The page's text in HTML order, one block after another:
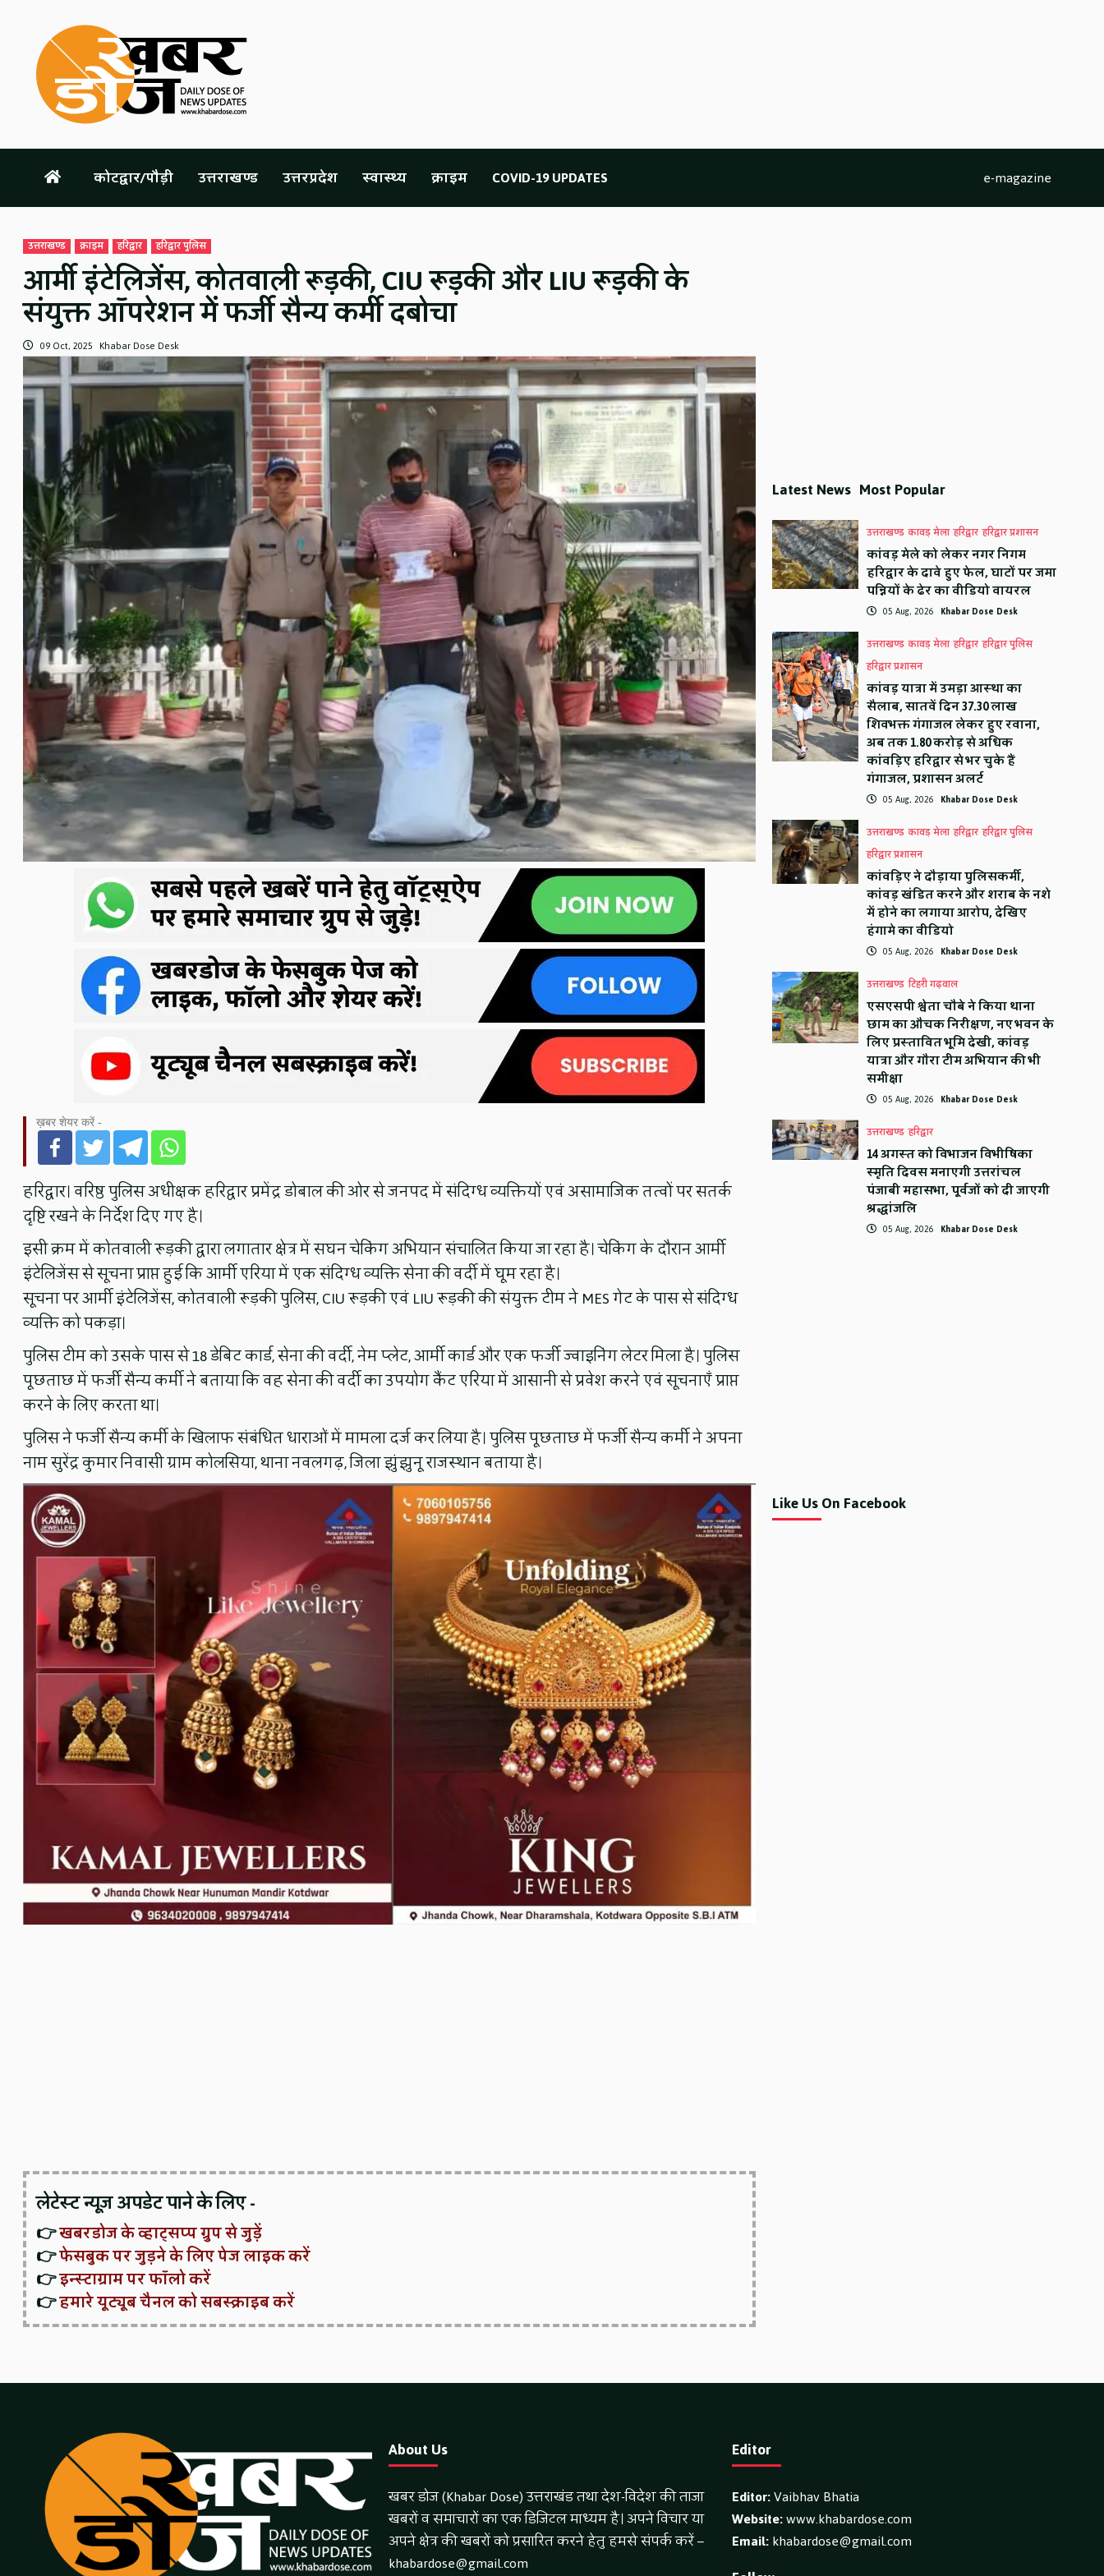
content
कोटद्वार/पौड़ी उत्तराखण्ड उत्तरप्रदेश स्वास्थ्य क्राइम COVID-19 UPDATES e-magazine
उत्तराखण्ड क्राइम हरिद्वार हरिद्वार पुलिस
आर्मी इंटेलिजेंस, कोतवाली रूड़की, CIU रूड़की और LIU रूड़की के
संयुक्त ऑपरेशन में फर्जी सैन्य कर्मी दबोचा
09 Oct, 2025 Khabar Dose Desk
ख़बर शेयर करें -
हरिद्वार। वरिष्ठ पुलिस अधीक्षक हरिद्वार प्रमेंद्र डोबाल की ओर से जनपद में संदिग्ध व्यक्तियों एवं असामाजिक तत्वों पर सतर्क
दृष्टि रखने के निर्देश दिए गए है।
इसी क्रम में कोतवाली रूड़की द्वारा लगातार क्षेत्र में सघन चेकिंग अभियान संचालित किया जा रहा है। चेकिंग के दौरान आर्मी
इंटेलिजेंस से सूचना प्राप्त हुई कि आर्मी एरिया में एक संदिग्ध व्यक्ति सेना की वर्दी में घूम रहा है।
सूचना पर आर्मी इंटेलिजेंस, कोतवाली रूड़की पुलिस, CIU रूड़की एवं LIU रूड़की की संयुक्त टीम ने MES गेट के पास से संदिग्ध
व्यक्ति को पकड़ा।
पुलिस टीम को उसके पास से 18 डेबिट कार्ड, सेना की वर्दी, नेम प्लेट, आर्मी कार्ड और एक फर्जी ज्वाइनिंग लेटर मिला है। पुलिस
पूछताछ में फर्जी सैन्य कर्मी ने बताया कि वह सेना की वर्दी का उपयोग कैंट एरिया में आसानी से प्रवेश करने एवं सूचनाएँ प्राप्त
करने के लिए करता था।
पुलिस ने फर्जी सैन्य कर्मी के खिलाफ संबंधित धाराओं में मामला दर्ज कर लिया है। पुलिस पूछताछ में फर्जी सैन्य कर्मी ने अपना
नाम सुरेंद्र कुमार निवासी ग्राम कोलसिया, थाना नवलगढ़, जिला झुंझुनू राजस्थान बताया है।
लेटेस्ट न्यूज़ अपडेट पाने के लिए -
👉खबरडोज के व्हाट्सप्प ग्रुप से जुड़ें
👉फेसबुक पर जुड़ने के लिए पेज लाइक करें
👉इन्स्टाग्राम पर फॉलो करें
👉हमारे यूट्यूब चैनल को सबस्क्राइब करें
Latest News Most Popular
उत्तराखण्ड कावड़ मेला हरिद्वार हरिद्वार प्रशासन
कांवड़ मेले को लेकर नगर निगम
हरिद्वार के दावे हुए फेल, घाटों पर जमा
पन्नियों के ढेर का वीडियो वायरल
05 Aug, 2026 Khabar Dose Desk
उत्तराखण्ड कावड़ मेला हरिद्वार हरिद्वार पुलिस
हरिद्वार प्रशासन
कांवड़ यात्रा में उमड़ा आस्था का
सैलाब, सातवें दिन 37.30 लाख
शिवभक्त गंगाजल लेकर हुए रवाना,
अब तक 1.80 करोड़ से अधिक
कांवड़िए हरिद्वार से भर चुके हैं
गंगाजल, प्रशासन अलर्ट
05 Aug, 2026 Khabar Dose Desk
उत्तराखण्ड कावड़ मेला हरिद्वार हरिद्वार पुलिस
हरिद्वार प्रशासन
कांवड़िए ने दौड़ाया पुलिसकर्मी,
कांवड़ खंडित करने और शराब के नशे
में होने का लगाया आरोप, देखिए
हंगामे का वीडियो
05 Aug, 2026 Khabar Dose Desk
उत्तराखण्ड टिहरी गढ़वाल
एसएसपी श्वेता चौबे ने किया थाना
छाम का औचक निरीक्षण, नए भवन के
लिए प्रस्तावित भूमि देखी, कांवड़
यात्रा और गौरा टीम अभियान की भी
समीक्षा
05 Aug, 2026 Khabar Dose Desk
उत्तराखण्ड हरिद्वार
14 अगस्त को विभाजन विभीषिका
स्मृति दिवस मनाएगी उत्तरांचल
पंजाबी महासभा, पूर्वजों को दी जाएगी
श्रद्धांजलि
05 Aug, 2026 Khabar Dose Desk
Like Us On Facebook
About Us
खबर डोज (Khabar Dose) उत्तराखंड तथा देश-विदेश की ताजा
खबरों व समाचारों का एक डिजिटल माध्यम है। अपने विचार या
अपने क्षेत्र की खबरों को प्रसारित करने हेतु हमसे संपर्क करें –
khabardose@gmail.com
Editor
Editor:Vaibhav Bhatia
Website:www.khabardose.com
Email:khabardose@gmail.com